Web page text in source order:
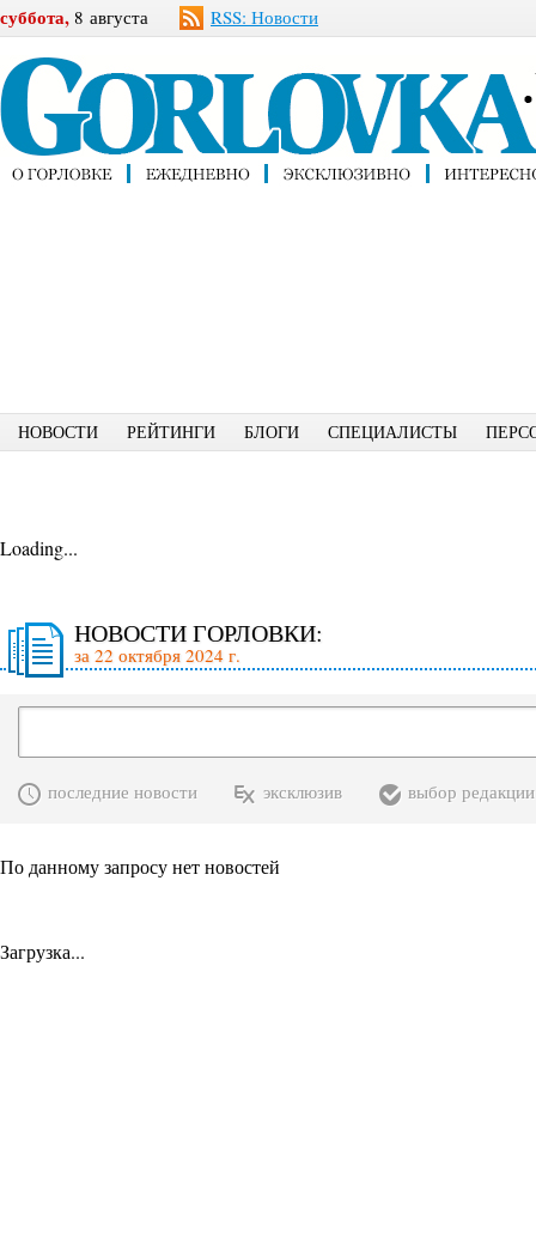
суббота, 8 августа RSS: Новости
НОВОСТИ РЕЙТИНГИ БЛОГИ СПЕЦИАЛИСТЫ
Loading...
НОВОСТИ ГОРЛОВКИ:
за 22 октября 2024 г.
последние новости эксклюзив выбор редакции
По данному запросу нет новостей
Загрузка...